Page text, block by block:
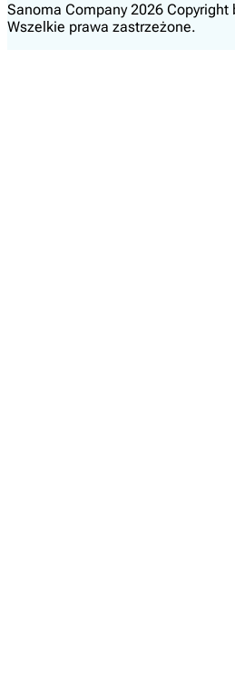
Sanoma Company 2026 Copyright
Wszelkie prawa zastrzeżone.